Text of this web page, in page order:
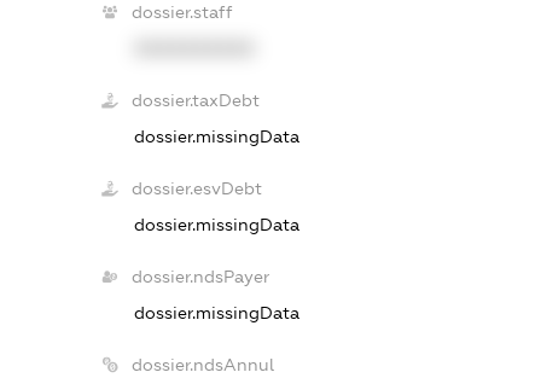
dossier.staff
dossier.taxDebt
dossier.missingData
dossier.esvDebt
dossier.missingData
dossier.ndsPayer
dossier.missingData
dossier.ndsAnnul